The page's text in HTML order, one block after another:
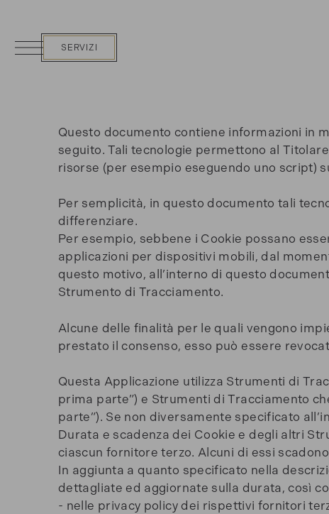
SERVIZI
Questo documento contiene informazioni in
seguito. Tali tecnologie permettono al
risorse (per esempio eseguendo uno script)
Per semplicità, in questo documento tali
differenziare.
Per esempio, sebbene i Cookie possano
applicazioni per dispositivi mobili, dal
questo motivo, all’interno di questo
Strumento di Tracciamento.
Alcune delle finalità per le quali vengono
prestato il consenso, esso può essere
Questa Applicazione utilizza Strumenti di
prima parte”) e Strumenti di Tracciamento
parte”). Se non diversamente specificato
Durata e scadenza dei Cookie e degli altri
ciascun fornitore terzo. Alcuni di essi
In aggiunta a quanto specificato nella
dettagliate ed aggiornate sulla durata, così
- nelle privacy policy dei rispettivi fornitori